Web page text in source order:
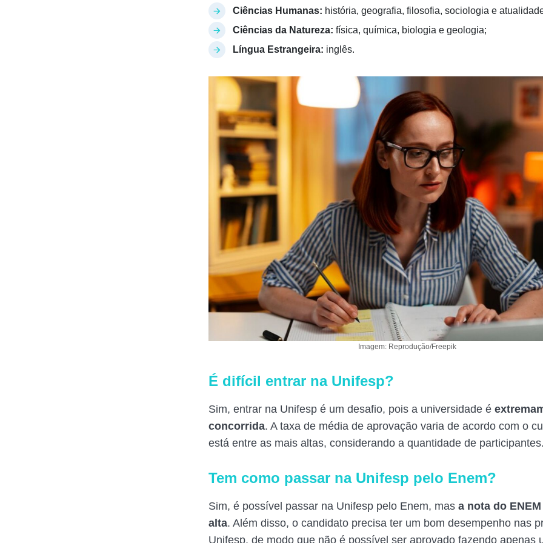
Ciências Humanas: história, geografia, filosofia, sociologia e
Ciências da Natureza: física, química, biologia e geologia;
Língua Estrangeira: inglês.
Imagem: Reprodução/Freepik
É difícil entrar na Unifesp?
Sim, entrar na Unifesp é um desafio, pois a universidade é
concorrida. A taxa de média de aprovação varia de acordo com o
está entre as mais altas, considerando a quantidade de
Tem como passar na Unifesp pelo Enem?
Sim, é possível passar na Unifesp pelo Enem, mas a nota do
alta. Além disso, o candidato precisa ter um bom desempenho nas
Unifesp, de modo que não é possível ser aprovado fazendo apenas